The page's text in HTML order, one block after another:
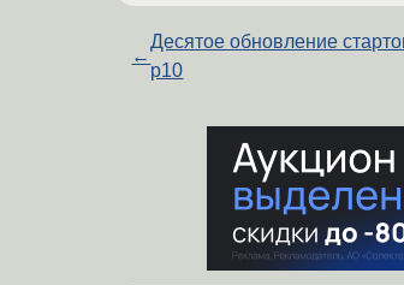
←
Деcятое обновление
p10